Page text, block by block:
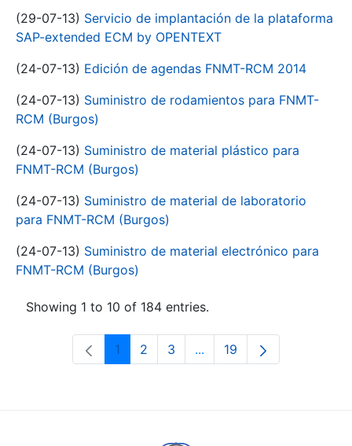
(29-07-13) Servicio de implantación de la plataforma
SAP-extended ECM by OPENTEXT
(24-07-13) Edición de agendas FNMT-RCM 2014
(24-07-13) Suministro de rodamientos para FNMT-
RCM (Burgos)
(24-07-13) Suministro de material plástico para
FNMT-RCM (Burgos)
(24-07-13) Suministro de material de laboratorio
para FNMT-RCM (Burgos)
(24-07-13) Suministro de material electrónico para
FNMT-RCM (Burgos)
Showing 1 to 10 of 184 entries.
Page
1 Page
2 Page
3 ...Intermediate Pages Use
Page
19